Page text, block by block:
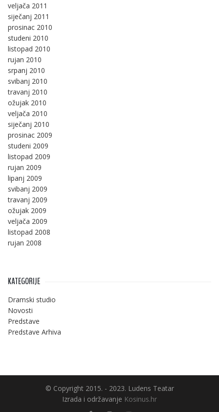
veljača 2011
siječanj 2011
prosinac 2010
studeni 2010
listopad 2010
rujan 2010
srpanj 2010
svibanj 2010
travanj 2010
ožujak 2010
veljača 2010
siječanj 2010
prosinac 2009
studeni 2009
listopad 2009
rujan 2009
lipanj 2009
svibanj 2009
travanj 2009
ožujak 2009
veljača 2009
listopad 2008
rujan 2008
KATEGORIJE
Dramski studio
Novosti
Predstave
Predstave Arhiva
© Copyright 2015. - 2023. Ludens Teatar
Izrada i održavanje Kosinus.hr